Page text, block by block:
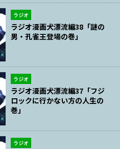
ラジオ
ラジオ漫画犬漂流編38「謎の
男・孔雀王登場の巻」
ラジオ
ラジオ漫画犬漂流編37「フジ
ロックに行かない方の人生の
巻」
ラジオ